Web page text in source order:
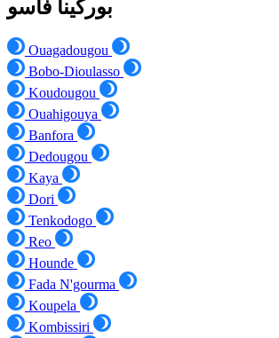
بوركينا فاسو
Ouagadougou
Bobo-Dioulasso
Koudougou
Ouahigouya
Banfora
Dedougou
Kaya
Dori
Tenkodogo
Reo
Hounde
Fada N'gourma
Koupela
Kombissiri